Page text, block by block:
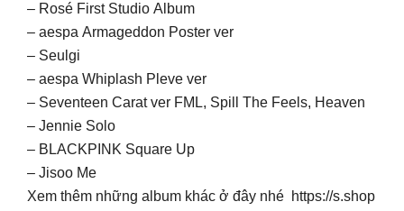
– Rosé First Studio Album
– aespa Armageddon Poster ver
– Seulgi
– aespa Whiplash Pleve ver
– Seventeen Carat ver FML, Spill The Feels, Heaven
– Jennie Solo
– BLACKPINK Square Up
– Jisoo Me
Xem thêm những album khác ở đây nhé https://s.shop